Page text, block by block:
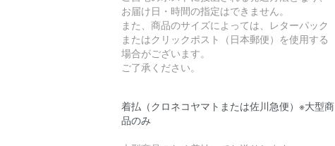
お届け日・時間の指定はできません。
また、商品のサイズによっては、レターパック
またはクリックポスト（日本郵便）を使用する
場合がございます。
ご了承ください。
着払（クロネコヤマトまたは佐川急便）※大型商
品のみ